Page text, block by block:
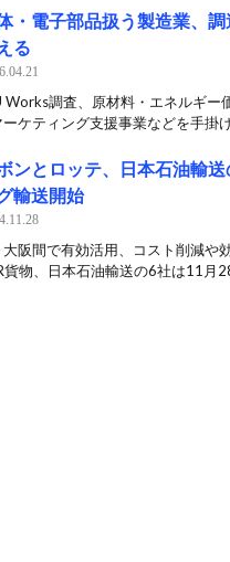
・電子部品扱う製造業、
る
Works調査、原材料・エネルギー
ケティング支援事業などを手掛
ンとロッテ、日本石油輸
輸送開始
阪間で有効活用、コスト削減や
貨物、日本石油輸送の6社は11月